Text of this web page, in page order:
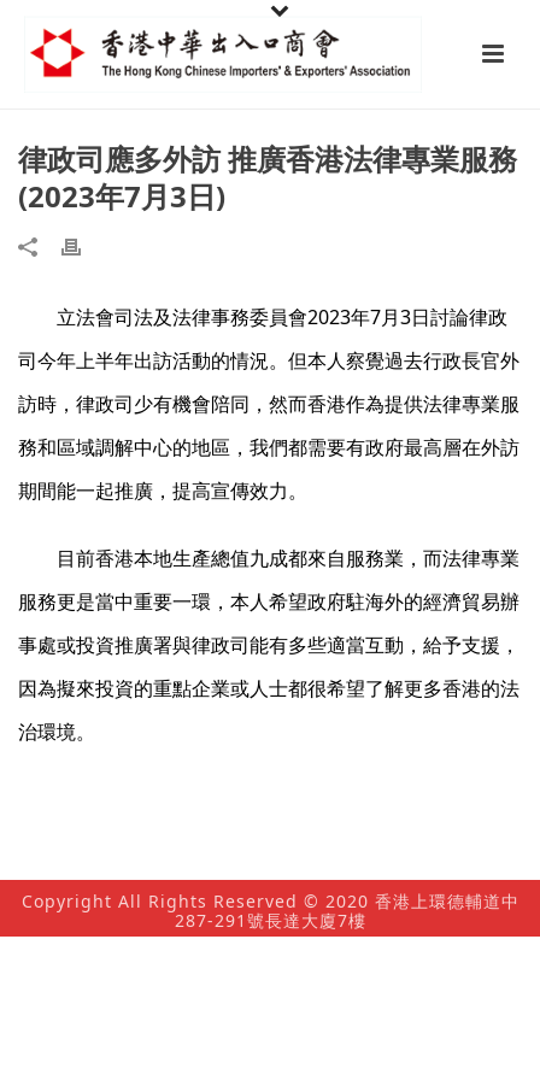
律政司應多外訪 推廣香港法律專業服務
(2023年7月3日)
立法會司法及法律事務委員會2023年7月3日討論律政
司今年上半年出訪活動的情況。但本人察覺過去行政長官外
訪時，律政司少有機會陪同，然而香港作為提供法律專業服
務和區域調解中心的地區，我們都需要有政府最高層在外訪
期間能一起推廣，提高宣傳效力。
目前香港本地生產總值九成都來自服務業，而法律專業
服務更是當中重要一環，本人希望政府駐海外的經濟貿易辦
事處或投資推廣署與律政司能有多些適當互動，給予支援，
因為擬來投資的重點企業或人士都很希望了解更多香港的法
治環境。
Copyright All Rights Reserved © 2020 香港上環德輔道中
287-291號長達大廈7樓